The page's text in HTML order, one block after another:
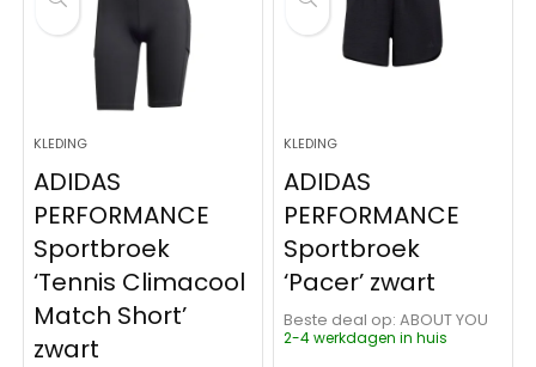
KLEDING
ADIDAS
PERFORMANCE
Sportbroek
‘Tennis Climacool
Match Short’
zwart
KLEDING
ADIDAS
PERFORMANCE
Sportbroek
‘Pacer’ zwart
Beste deal op:
ABOUT YOU
2-4 werkdagen in huis